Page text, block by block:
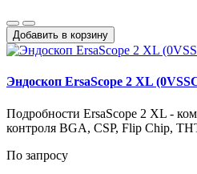
Добавить в корзину
Эндоскоп ErsaScope 2 XL
Подробности ErsaScope 2 XL -
контроля BGA, CSP, Flip Chip,
По запросу